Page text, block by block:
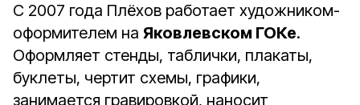
С 2007 года Плёхов работает художником-
оформителем на Яковлевском ГОКе.
Оформляет стенды, таблички, плакаты,
буклеты, чертит схемы, графики,
занимается гравировкой, наносит